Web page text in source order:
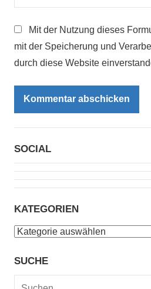
Mit der Nutzung dieses
mit der Speicherung und
durch diese Website
SOCIAL
KATEGORIEN
Kategorien
SUCHE
Suchen